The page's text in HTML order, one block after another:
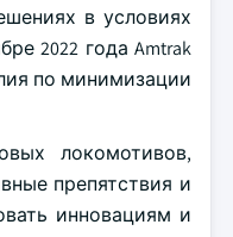
в условиях
2022 года Amtrak
по минимизации
локомотивов,
препятствия и
инновациям и